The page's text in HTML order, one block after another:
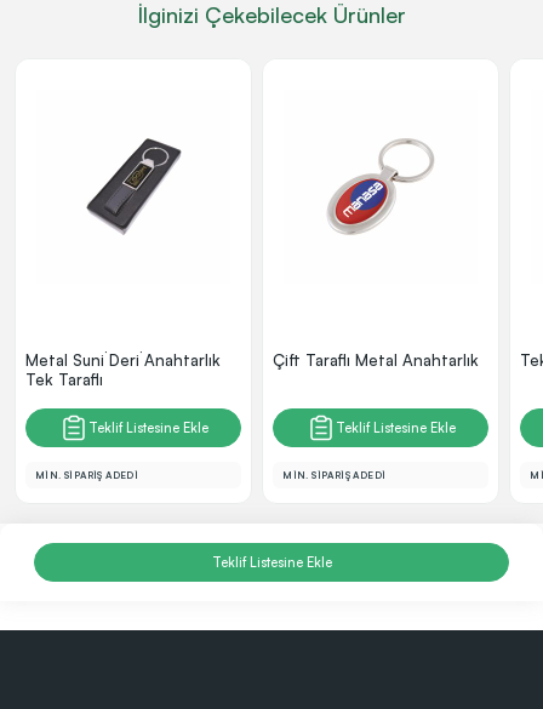
İlginizi Çekebilecek Ürünler
Metal Suni̇ Deri̇ Anahtarlık
Tek Taraflı
Teklif Listesine Ekle
MİN. SİPARİŞ ADEDİ
Çift Taraflı Metal Anahtarlık
Teklif Listesine Ekle
MİN. SİPARİŞ ADEDİ
Teklif Listesine Ekle